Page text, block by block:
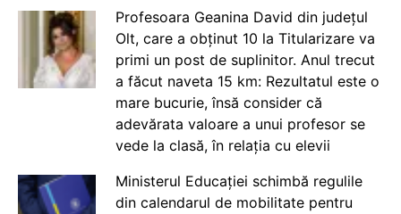
Profesoara Geanina David din județul
Olt, care a obținut 10 la Titularizare va
primi un post de suplinitor. Anul trecut
a făcut naveta 15 km: Rezultatul este o
mare bucurie, însă consider că
adevărata valoare a unui profesor se
vede la clasă, în relația cu elevii
Ministerul Educației schimbă regulile
din calendarul de mobilitate pentru